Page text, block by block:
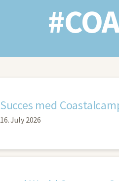
Succes med
16. July 2026